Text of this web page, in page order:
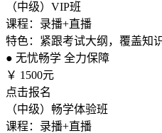
（中级）VIP班
课程：录播+直播
特色：紧跟考试大纲，覆盖知
● 无忧畅学 全力保障
￥ 1500元
点击报名
（中级）畅学体验班
课程：录播+直播